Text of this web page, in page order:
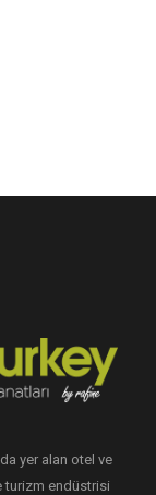
yer alan otel ve
turizm endüstrisi